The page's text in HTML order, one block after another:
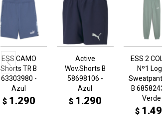
ESS CAMO
Shorts TR B
63303980 -
Azul
$ 1.290
Active
Wov.Shorts B
58698106 -
Azul
$ 1.290
ESS 2
Nº1
B
Verde
$